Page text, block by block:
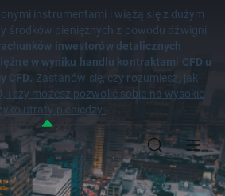
instrumentami i wiążą się z dużym
środków pieniężnych z powodu dźwigni
inwestorów detalicznych
w wyniku handlu kontraktami CFD u
CFD. Zastanów się, czy rozumiesz, jak
i czy możesz pozwolić sobie na wysokie
utraty pieniędzy.